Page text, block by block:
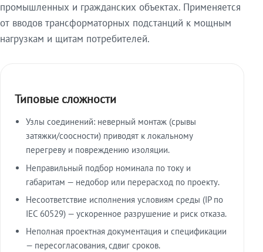
промышленных и гражданских объектах. Применяется
от вводов трансформаторных подстанций к мощным
нагрузкам и щитам потребителей.
Типовые сложности
Узлы соединений: неверный монтаж (срывы
затяжки/соосности) приводят к локальному
перегреву и повреждению изоляции.
Неправильный подбор номинала по току и
габаритам — недобор или перерасход по проекту.
Несоответствие исполнения условиям среды (IP по
IEC 60529) — ускоренное разрушение и риск отказа.
Неполная проектная документация и спецификации
— пересогласования, сдвиг сроков.